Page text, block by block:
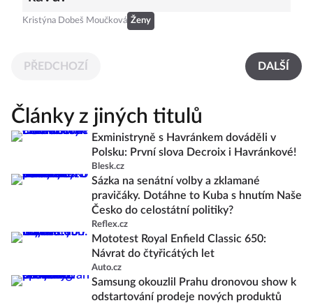
Kristýna Dobeš Moučková Ženy
PŘEDCHOZÍ DALŠÍ
Články z jiných titulů
Exministryně s Havránkem dováděli v
Polsku: První slova Decroix i Havránkové!
Blesk.cz
Sázka na senátní volby a zklamané
pravičáky. Dotáhne to Kuba s hnutím Naše
Česko do celostátní politiky?
Reflex.cz
Mototest Royal Enfield Classic 650:
Návrat do čtyřicátých let
Auto.cz
Samsung okouzlil Prahu dronovou show k
odstartování prodeje nových produktů